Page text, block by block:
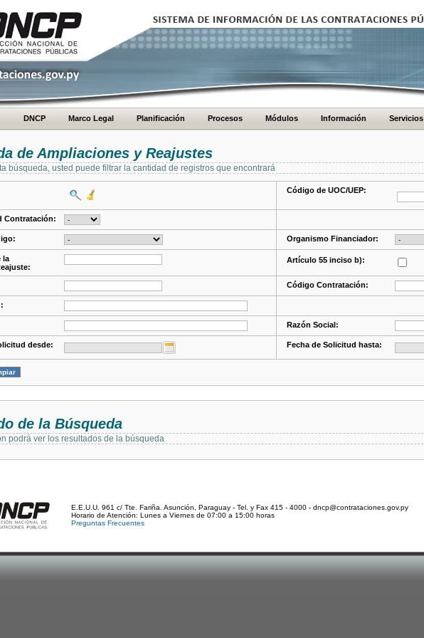
DNCP Marco Legal Planificación Procesos Módulos Información Servicios
de Ampliaciones y Reajustes
búsqueda, usted puede filtrar la cantidad de registros que encontrará
Código de UOC/UEP:
Contratación:
Organismo Financiador:
la
Artículo 55 inciso b):
Código Contratación:
Razón Social:
desde: Fecha de Solicitud hasta:
de la Búsqueda
podrá ver los resultados de la búsqueda
E.E.U.U. 961 c/ Tte. Fariña. Asunción, Paraguay - Tel. y Fax 415 - 4000 - dncp@contrataciones.gov.py
Horario de Atención: Lunes a Viernes de 07:00 a 15:00 horas
Preguntas Frecuentes